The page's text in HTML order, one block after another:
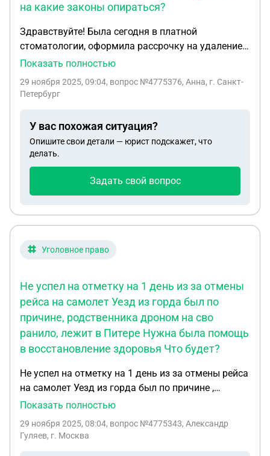
на какие законы опираться?
Здравствуйте! Была сегодня в платной
стоматологии, оформила рассрочку на удаление
зубов + чистку. Чиста была проведена в тот же
расторгнуть этот договор о рассрочке (понимаю,
опираться? Я читала что нужно написать
письменоо какой то запрос и отправить его, но не
очень поняла о чём речь
Показать полностью
29 ноября 2025, 09:04, вопрос №4775376, Анна, г. Санкт-
Петербург
У вас похожая ситуация?
Опишите свои детали — юрист подскажет, что
делать.
Задать свой вопрос
Уголовное право
Не успел на отметку на 1 день из за отмены
рейса на самолет Уезд из горда был по
причине, родственника дроном на сво
ранило, лежит в Питере Нужна была помощь
в восстановление здоровья Что будет?
Не успел на отметку на 1 день из за отмены рейса
на самолет Уезд из горда был по причине ,
родственника дроном на сво ранило , лежит в
здоровья Что будет ?
Показать полностью
29 ноября 2025, 08:04, вопрос №4775343, Александр
Гуляев, г. Москва